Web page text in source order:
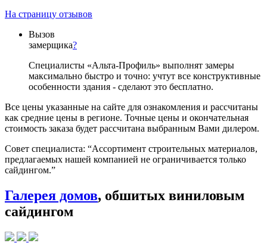
На страницу отзывов
Вызов
замерщика?
Специалисты «Альта-Профиль» выполнят замеры
максимально быстро и точно: учтут все конструктивные
особенности здания - сделают это бесплатно.
Все цены указанные на сайте для ознакомления и рассчитаны
как средние цены в регионе. Точные цены и окончательная
стоимость заказа будет рассчитана выбранным Вами дилером.
Совет специалиста: “Ассортимент строительных материалов,
предлагаемых нашей компанией не ограничивается только
сайдингом.”
Галерея домов, обшитых виниловым
сайдингом